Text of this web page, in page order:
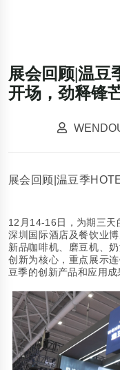
展会回顾|温豆
开场，劲释锋
展会回顾 |温豆季
12 月 14-16 日，为期三天
深圳国际酒店及餐饮业
新品咖啡机、磨豆机、
创新为核心，重点展示
豆季的创新产品和应用成